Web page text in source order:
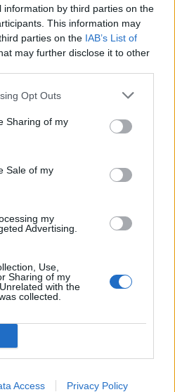
by third parties on the
This information may
parties on the IAB’s List of
may further disclose it to other
Opt Outs
Sharing of my
Sale of my
my
Advertising.
Use,
Sharing of my
with the
collected.
Access Privacy Policy
το σκοτεινό
Αποστόλου δημιουργεί έναν
η γυναικεία εικόνα αποτινάσσει
και ξαναβρίσκει τη φωνή της